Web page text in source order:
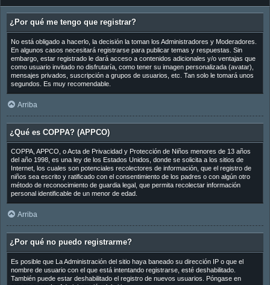
¿Por qué me tengo que registrar?
No está obligado a hacerlo, la decisión la toman los Administradores y Moderadores.
En algunos casos necesitará registrarse para publicar temas y respuestas. Sin
embargo, estar registrado le dará acceso a contenidos adicionales y/o ventajas que
como usuario invitado no disfrutaría, como tener su imagen personalizada (avatar),
mensajes privados, suscripción a grupos de usuarios, etc. Tan solo le tomará unos
segundos. Es muy recomendable.
Arriba
¿Qué es COPPA? (APPCO)
COPPA, APPCO, o Acta de Privacidad y Protección de Niños menores de 13 años
del año 1998, es una ley de los Estados Unidos, donde se solicita a los sitios de
Internet, los cuales son potenciales recolectores de información, que el registro de
niños sea escrito y ratificado con el consentimiento de los padres o con algún otro
método de reconocimiento de guardia legal, que permita recolectar información
personal identificable de un menor de edad.
Arriba
¿Por qué no puedo registrarme?
Es posible que La Administración del sitio haya baneado su dirección IP o que el
nombre de usuario con el que está intentando registrarse, esté deshabilitado.
También puede estar deshabilitado el registro de nuevos usuarios. Póngase en